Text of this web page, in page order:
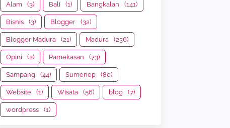
Alam (3) Bali (1) Bangkalan (141)
Bisnis (3) Blogger (32)
Blogger Madura (21) Madura (236)
Opini (2) Pamekasan (73)
Sampang (44) Sumenep (80)
Website (1) Wisata (56) blog (7)
wordpress (1)